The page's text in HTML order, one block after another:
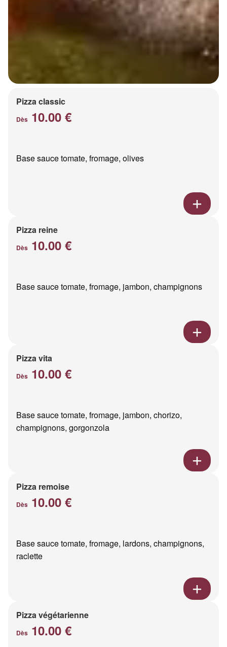
Pizza classic
Dès 10.00 €
Base sauce tomate, fromage, olives
Pizza reine
Dès 10.00 €
Base sauce tomate, fromage, jambon, champignons
Pizza vita
Dès 10.00 €
Base sauce tomate, fromage, jambon, chorizo,
champignons, gorgonzola
Pizza remoise
Dès 10.00 €
Base sauce tomate, fromage, lardons, champignons,
raclette
Pizza végétarienne
Dès 10.00 €